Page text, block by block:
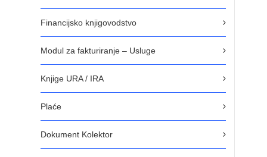
Financijsko knjigovodstvo
Modul za fakturiranje – Usluge
Knjige URA / IRA
Plaće
Dokument Kolektor